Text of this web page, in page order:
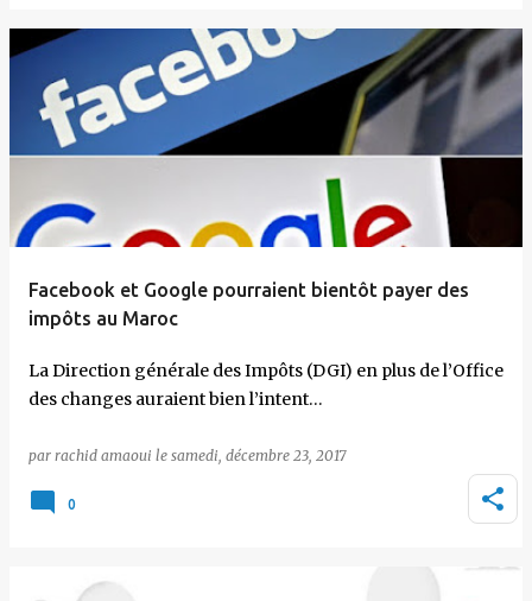
Facebook et Google pourraient bientôt payer des
impôts au Maroc
La Direction générale des Impôts (DGI) en plus de l’Office
des changes auraient bien l’intent…
par rachid amaoui le samedi, décembre 23, 2017
0